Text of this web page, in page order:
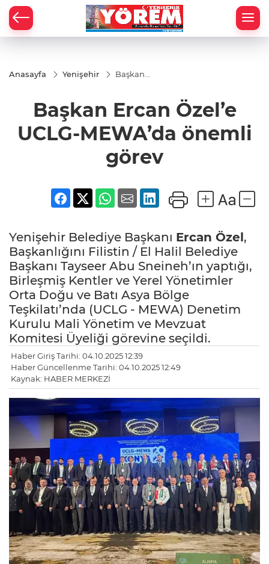
Anasayfa Yenişehir
Başkan
UCLG-
MEWA’da
görev
Başkan Ercan Özel’e
UCLG-MEWA’da önemli
görev
Yenişehir Belediye Başkanı Ercan Özel,
Başkanlığını Filistin / El Halil Belediye
Başkanı Tayseer Abu Sneineh’ın yaptığı,
Birleşmiş Kentler ve Yerel Yönetimler
Orta Doğu ve Batı Asya Bölge
Teşkilatı’nda (UCLG - MEWA) Denetim
Kurulu Mali Yönetim ve Mevzuat
Komitesi Üyeliği görevine seçildi.
Haber Giriş Tarihi: 04.10.2025 12:39
Haber Güncellenme Tarihi: 04.10.2025 12:49
Kaynak: HABER MERKEZİ